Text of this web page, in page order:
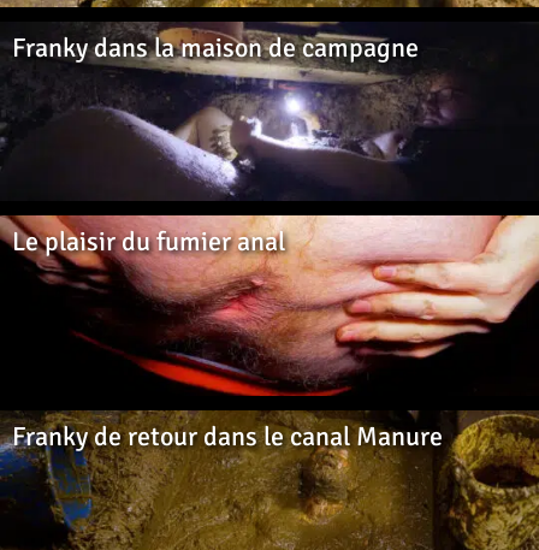
Franky dans la maison de campagne
Le plaisir du fumier anal
Franky de retour dans le canal Manure